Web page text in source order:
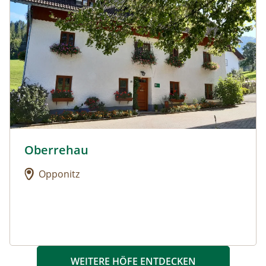
Urlaub am Bauernhof: Oberrehau
Oberrehau
Opponitz
WEITERE HÖFE ENTDECKEN